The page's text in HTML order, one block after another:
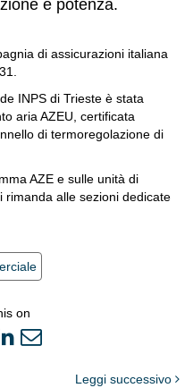
e potenza.
di assicurazioni italiana
INPS di Trieste è stata
aria AZEU, certificata
di termoregolazione di
AZE e sulle unità di
alle sezioni dedicate
on
Leggi successivo